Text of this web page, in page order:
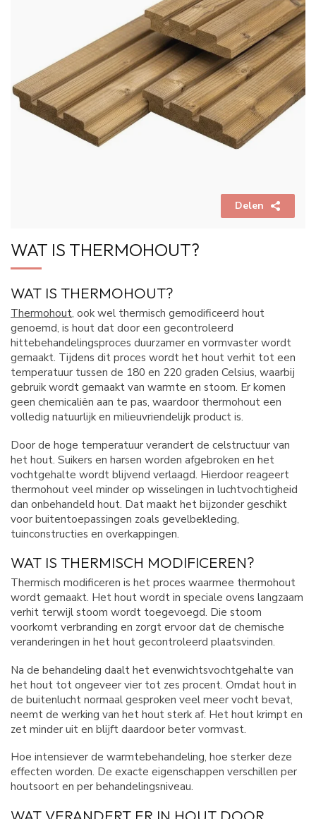
Delen
WAT IS THERMOHOUT?
WAT IS THERMOHOUT?
Thermohout, ook wel thermisch gemodificeerd hout
genoemd, is hout dat door een gecontroleerd
hittebehandelingsproces duurzamer en vormvaster wordt
gemaakt. Tijdens dit proces wordt het hout verhit tot een
temperatuur tussen de 180 en 220 graden Celsius, waarbij
gebruik wordt gemaakt van warmte en stoom. Er komen
geen chemicaliën aan te pas, waardoor thermohout een
volledig natuurlijk en milieuvriendelijk product is.
Door de hoge temperatuur verandert de celstructuur van
het hout. Suikers en harsen worden afgebroken en het
vochtgehalte wordt blijvend verlaagd. Hierdoor reageert
thermohout veel minder op wisselingen in luchtvochtigheid
dan onbehandeld hout. Dat maakt het bijzonder geschikt
voor buitentoepassingen zoals gevelbekleding,
tuinconstructies en overkappingen.
WAT IS THERMISCH MODIFICEREN?
Thermisch modificeren is het proces waarmee thermohout
wordt gemaakt. Het hout wordt in speciale ovens langzaam
verhit terwijl stoom wordt toegevoegd. Die stoom
voorkomt verbranding en zorgt ervoor dat de chemische
veranderingen in het hout gecontroleerd plaatsvinden.
Na de behandeling daalt het evenwichtsvochtgehalte van
het hout tot ongeveer vier tot zes procent. Omdat hout in
de buitenlucht normaal gesproken veel meer vocht bevat,
neemt de werking van het hout sterk af. Het hout krimpt en
zet minder uit en blijft daardoor beter vormvast.
Hoe intensiever de warmtebehandeling, hoe sterker deze
effecten worden. De exacte eigenschappen verschillen per
houtsoort en per behandelingsniveau.
WAT VERANDERT ER IN HOUT DOOR